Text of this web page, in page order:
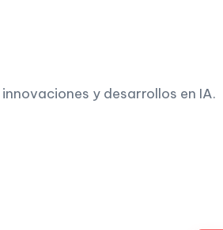
y desarrollos en IA.